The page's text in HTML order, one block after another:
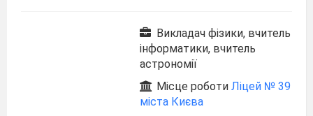
Викладач фізики, вчитель
інформатики, вчитель
астрономії
Місце роботи Ліцей № 39
міста Києва